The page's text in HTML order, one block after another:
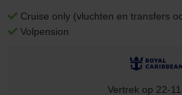
Cruise only (vluchten en transfers
Volpension
Vertrek op 22-